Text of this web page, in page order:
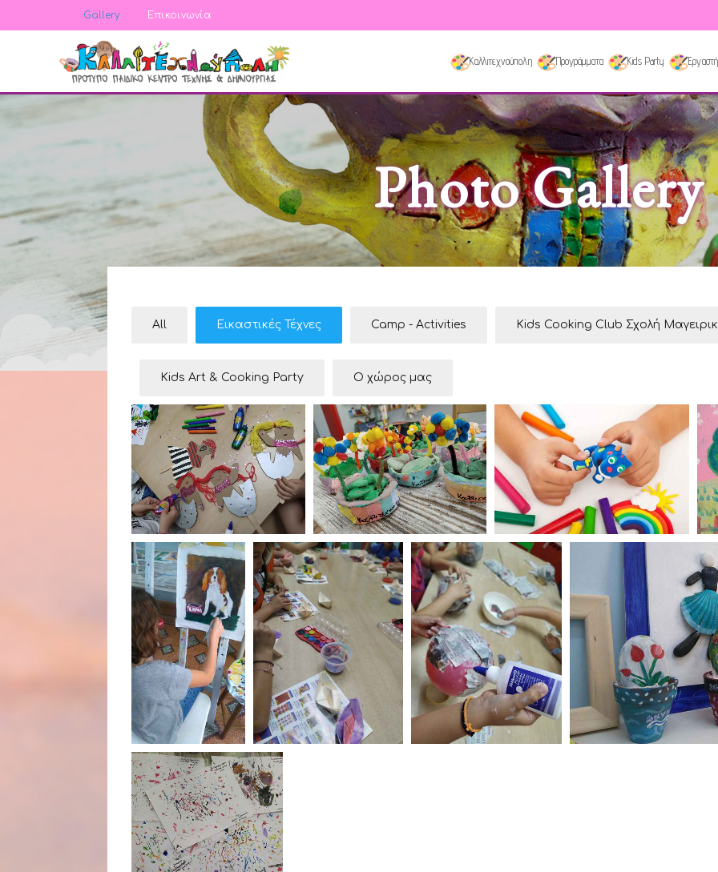
Gallery Επικοινωνία
Καλλιτεχνούπολη Προγράμματα Kids Party
Photo Gallery
All Εικαστικές Τέχνες Camp - Activities Kids Cooking Club Σχολή
Kids Art & Cooking Party Ο χώρος μας